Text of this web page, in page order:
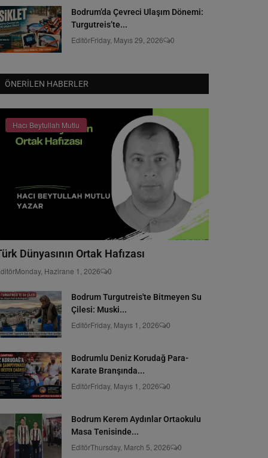
Bodrum’da Çevreci Ulaşım Dönemi:
Turgutreis’te...
EditörFriday, Mayıs 29, 2026 0
ÖNERILEN HABERLER
Hacı Beytullah Mutlu
Dünyasının Ortak Hafızası
Monday, Hazirane 1, 2026 0
Bodrum Turgutreis'te Bitmeyen Su
Çilesi: Muski...
EditörFriday, Mayıs 1, 2026 0
Bodrumlu Deniz Korudağ Para-
Karate Branşında...
EditörFriday, Mayıs 1, 2026 0
Bodrum Kerem Aydınlar Ortaokulu
Masa Tenisinde...
EditörThursday, March 5, 2026 0